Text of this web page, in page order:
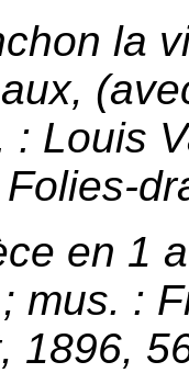
la
: Louis
en 1
mus. :
1896,